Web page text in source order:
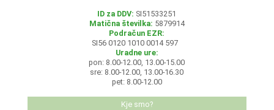
ID za DDV: SI51533251
Matična številka: 5879914
Podračun EZR:
SI56 0120 1010 0014 597
Uradne ure:
pon: 8.00-12.00, 13.00-15.00
sre: 8.00-12.00, 13.00-16.30
pet: 8.00-12.00
Kje smo?